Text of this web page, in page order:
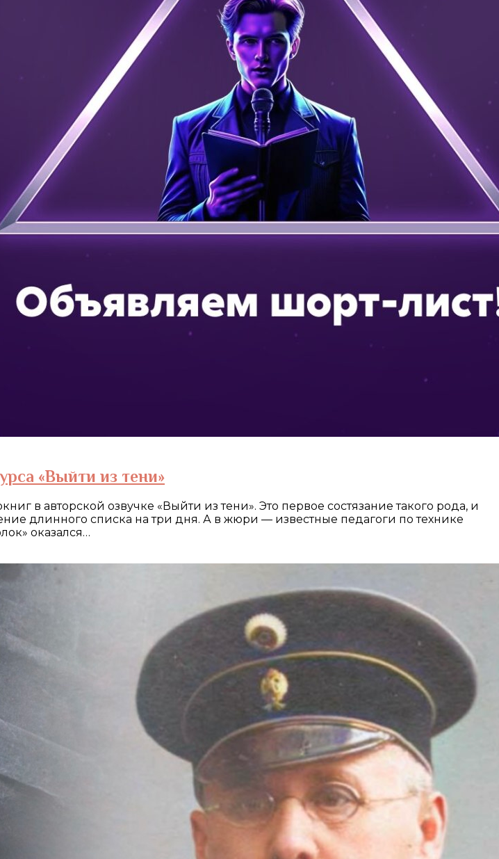
«Выйти из тени»
в авторской озвучке «Выйти из тени». Это первое состязание такого рода, и
длинного списка на три дня. А в жюри — известные педагоги по технике
оказался…